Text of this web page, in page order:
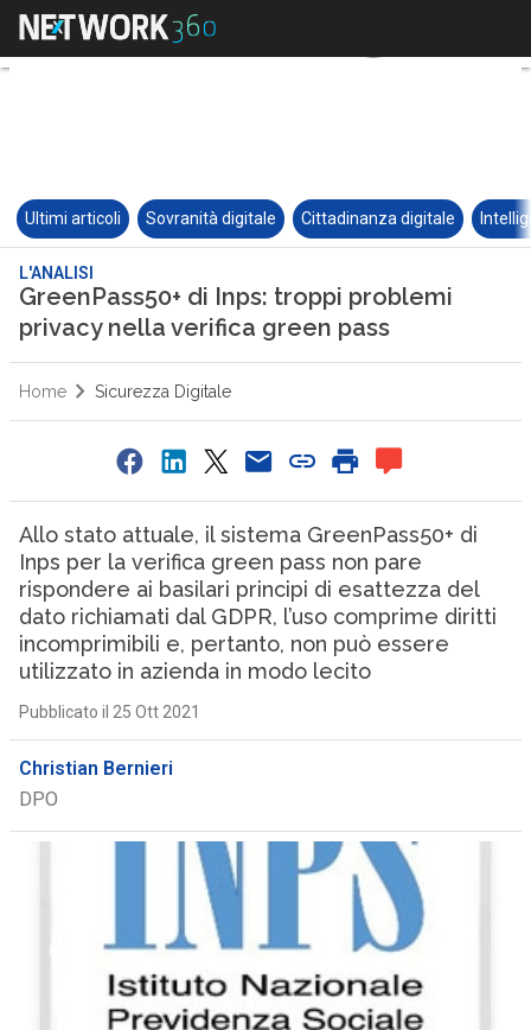
Ultimi articoli Sovranità digitale Cittadinanza digitale
L'ANALISI
GreenPass50+ di Inps: troppi problemi
privacy nella verifica green pass
Home Sicurezza Digitale
Allo stato attuale, il sistema GreenPass50+ di
Inps per la verifica green pass non pare
rispondere ai basilari principi di esattezza del
dato richiamati dal GDPR, l’uso comprime diritti
incomprimibili e, pertanto, non può essere
utilizzato in azienda in modo lecito
Pubblicato il 25 Ott 2021
Christian Bernieri
DPO